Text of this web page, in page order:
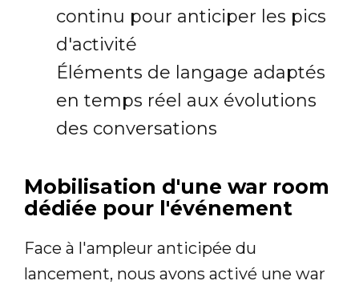
continu pour anticiper les pics
d'activité
Éléments de langage adaptés
en temps réel aux évolutions
des conversations
Mobilisation d'une war room
dédiée pour l'événement
Face à l'ampleur anticipée du
lancement, nous avons activé une war